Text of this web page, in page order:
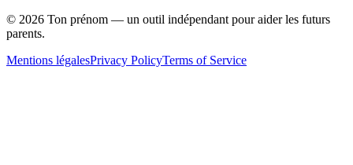
© 2026 Ton prénom — un outil indépendant pour aider les futurs
parents.
Mentions légalesPrivacy PolicyTerms of Service